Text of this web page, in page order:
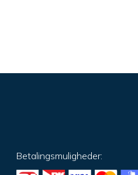
Betalingsmuligheder: